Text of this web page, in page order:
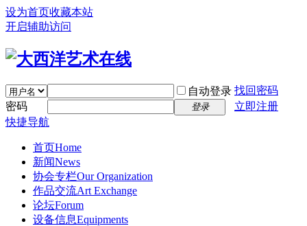
设为首页收藏本站
开启辅助访问
自动登录 找回密码
密码
登录
立即注册
快捷导航
首页Home
新闻News
协会专栏Our Organization
作品交流Art Exchange
论坛Forum
设备信息Equipments